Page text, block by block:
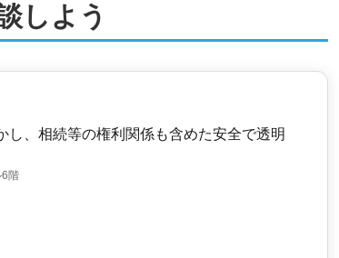
しよう
、相続等の権利関係も含めた安全で透明
階